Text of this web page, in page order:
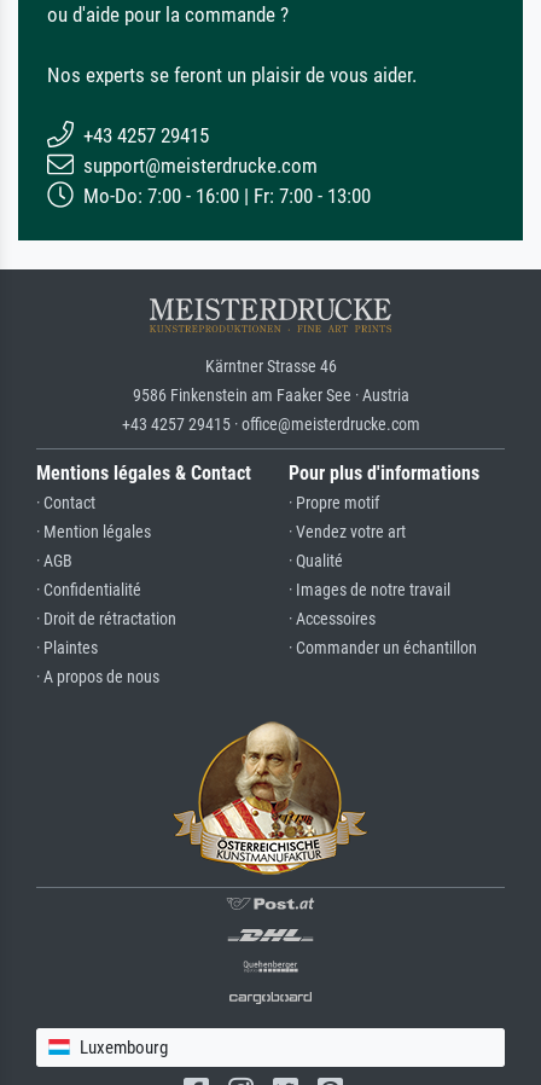
ou d'aide pour la commande ?
Nos experts se feront un plaisir de vous aider.
+43 4257 29415
support@meisterdrucke.com
Mo-Do: 7:00 - 16:00 | Fr: 7:00 - 13:00
Kärntner Strasse 46
9586 Finkenstein am Faaker See · Austria
+43 4257 29415 · office@meisterdrucke.com
Mentions légales & Contact
· Contact
· Mention légales
· AGB
· Confidentialité
· Droit de rétractation
· Plaintes
· A propos de nous
Pour plus d'informations
· Propre motif
· Vendez votre art
· Qualité
· Images de notre travail
· Accessoires
· Commander un échantillon
Luxembourg